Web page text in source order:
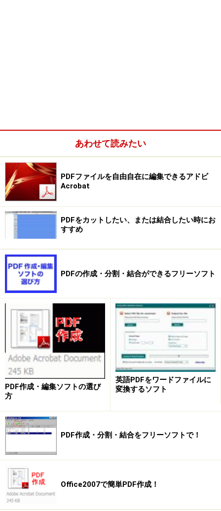
あわせて読みたい
PDFファイルを自由自在に編集できるアドビ
Acrobat
PDFをカットしたい、または結合したい時にお
すすめ
PDFの作成・分割・結合ができるフリーソフト
PDF作成・編集ソフトの選び
方
英語PDFをワードファイルに
変換するソフト
PDF作成・分割・結合をフリーソフトで！
Office2007で簡単PDF作成！